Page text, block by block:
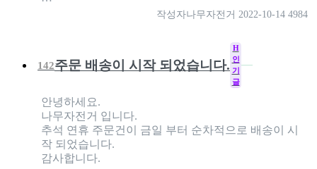
작성자나무자전거 2022-10-14 4984
142주문 배송이 시작 되었습니다.
H
인
기
글
안녕하세요.
나무자전거 입니다.
추석 연휴 주문건이 금일 부터 순차적으로 배송이 시
작 되었습니다.
감사합니다.